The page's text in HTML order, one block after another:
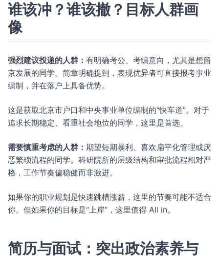
谁该冲？谁该撤？目标人群画
像
强烈建议投递的人群： 有明确考公、考编意向，尤其是想留
京发展的同学。简章明确提到，表现优异者可直接报考事业
编制，并在落户上具备优势。
这是获取北京市户口和中央事业单位编制的“快车道”。对于
追求长期稳定、看重社会地位的同学，这里是首选。
需要慎重考虑的人群： 期望短期暴利、喜欢扁平化管理或厌
恶繁琐流程的同学。科研院所的层级结构和审批流程相对严
格，工作节奏偏稳健而非激进。
如果你的职业规划是快速跳槽涨薪，这里的节奏可能不适合
你。但如果你的目标是“上岸”，这里值得 All in。
简历与面试：突出政治素养与